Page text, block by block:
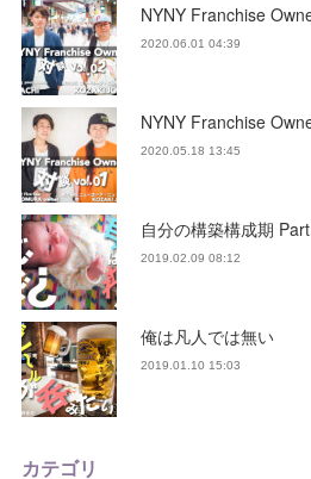
NYNY Franchise
2020.06.01 04:39
NYNY Franchise
2020.05.18 13:45
自分の構築構成期
2019.02.09 08:12
俺は凡人では無い
2019.01.10 15:03
カテゴリ